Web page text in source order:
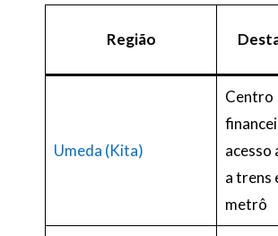
Região
Umeda (Kita)
Centro
acesso
a trens
metrô